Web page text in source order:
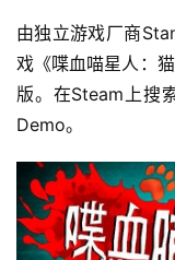
由独立游戏厂商
戏《喋血喵星人：
版。在Steam上搜
Demo。